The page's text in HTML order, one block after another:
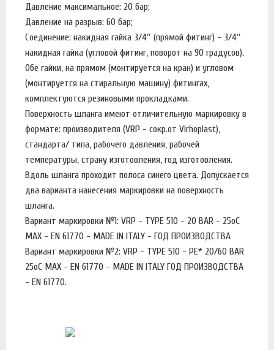
Давление максимальное: 20 бар;
Давление на разрыв: 60 бар;
Соединение: накидная гайка 3/4″ (прямой фитинг) - 3/4″
накидная гайка (угловой фитинг, поворот на 90 градусов).
Обе гайки, на прямом (монтируется на кран) и угловом
(монтируется на стиральную машину) фитингах,
комплектуются резиновыми прокладками.
Поверхность шланга имеют отличительную маркировку в
формате: производителя (VRP - сокр.от Virhoplast),
стандарта/ типа, рабочего давления, рабочей
температуры, страну изготовления, год изготовления.
Вдоль шланга проходит полоса синего цвета. Допускается
два варианта нанесения маркировки на поверхность
шланга.
Вариант маркировки №1: VRP - TYPE 510 - 20 BAR - 25оС
MAX - EN 61770 - MADE IN ITALY - ГОД ПРОИЗВОДСТВА
Вариант маркировки №2: VRP - TYPE 510 - PE* 20/60 BAR
25оС MAX - EN 61770 - MADE IN ITALY ГОД ПРОИЗВОДСТВА
- EN 61770.